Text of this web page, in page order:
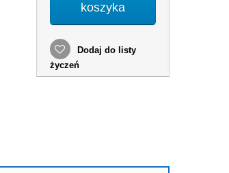
koszyka
Dodaj do listy
życzeń